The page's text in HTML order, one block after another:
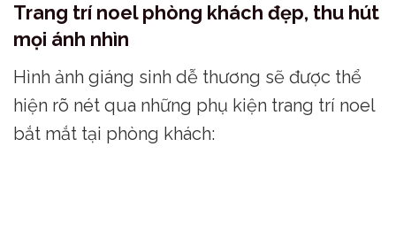
Trang trí noel phòng khách đẹp, thu hút
mọi ánh nhìn
Hình ảnh giáng sinh dễ thương sẽ được thể
hiện rõ nét qua những phụ kiện trang trí noel
bắt mắt tại phòng khách: